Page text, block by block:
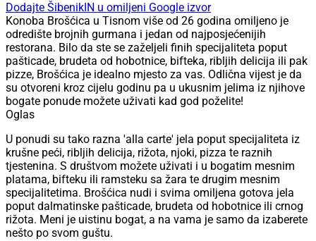
Dodajte ŠibenikIN u omiljeni Google izvor
Konoba Brošćica u Tisnom više od 26 godina omiljeno je
odredište brojnih gurmana i jedan od najposjećenijih
restorana. Bilo da ste se zaželjeli finih specijaliteta poput
pašticade, brudeta od hobotnice, bifteka, ribljih delicija ili pak
pizze, Brošćica je idealno mjesto za vas. Odlična vijest je da
su otvoreni kroz cijelu godinu pa u ukusnim jelima iz njihove
bogate ponude možete uživati kad god poželite!
Oglas
U ponudi su tako razna 'alla carte' jela poput specijaliteta iz
krušne peći, ribljih delicija, rižota, njoki, pizza te raznih
tjestenina. S društvom možete uživati i u bogatim mesnim
platama, bifteku ili ramsteku sa žara te drugim mesnim
specijalitetima. Brošćica nudi i svima omiljena gotova jela
poput dalmatinske pašticade, brudeta od hobotnice ili crnog
rižota. Meni je uistinu bogat, a na vama je samo da izaberete
nešto po svom guštu.